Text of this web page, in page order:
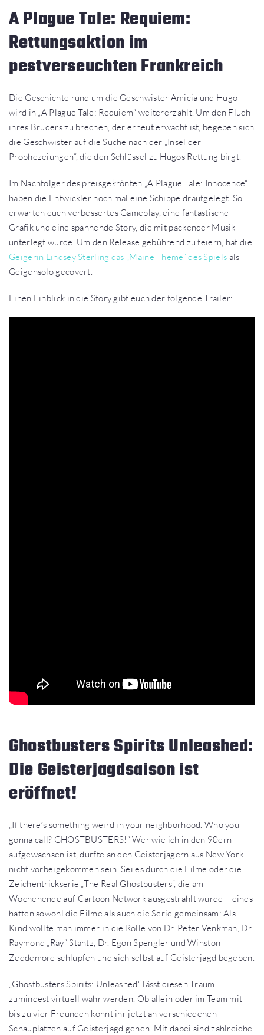
A Plague Tale: Requiem:
Rettungsaktion im
pestverseuchten Frankreich
Die Geschichte rund um die Geschwister Amicia und Hugo
wird in „A Plague Tale: Requiem“ weitererzählt. Um den Fluch
ihres Bruders zu brechen, der erneut erwacht ist, begeben sich
die Geschwister auf die Suche nach der „Insel der
Prophezeiungen“, die den Schlüssel zu Hugos Rettung birgt.
Im Nachfolger des preisgekrönten „A Plague Tale: Innocence“
haben die Entwickler noch mal eine Schippe draufgelegt. So
erwarten euch verbessertes Gameplay, eine fantastische
Grafik und eine spannende Story, die mit packender Musik
unterlegt wurde. Um den Release gebührend zu feiern, hat die
Geigerin Lindsey Sterling das „Maine Theme“ des Spiels als
Geigensolo gecovert.
Einen Einblick in die Story gibt euch der folgende Trailer:
Ghostbusters Spirits Unleashed:
Die Geisterjagdsaison ist
eröffnet!
„If there′s something weird in your neighborhood. Who you
gonna call? GHOSTBUSTERS!“ Wer wie ich in den 90ern
aufgewachsen ist, dürfte an den Geisterjägern aus New York
nicht vorbeigekommen sein. Sei es durch die Filme oder die
Zeichentrickserie „The Real Ghostbusters“, die am
Wochenende auf Cartoon Network ausgestrahlt wurde – eines
hatten sowohl die Filme als auch die Serie gemeinsam: Als
Kind wollte man immer in die Rolle von Dr. Peter Venkman, Dr.
Raymond „Ray“ Stantz, Dr. Egon Spengler und Winston
Zeddemore schlüpfen und sich selbst auf Geisterjagd begeben.
„Ghostbusters Spirits: Unleashed“ lässt diesen Traum
zumindest virtuell wahr werden. Ob allein oder im Team mit
bis zu vier Freunden könnt ihr jetzt an verschiedenen
Schauplätzen auf Geisterjagd gehen. Mit dabei sind zahlreiche